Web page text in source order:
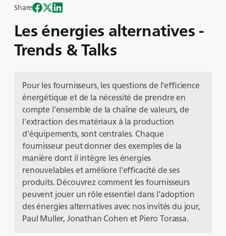
Les énergies alternatives -
Trends & Talks
Share
Pour les fournisseurs, les questions de l'efﬁcience
énergétique et de la nécessité de prendre en
compte l'ensemble de la chaîne de valeurs, de
l'extraction des matériaux à la production
d'équipements, sont centrales. Chaque
fournisseur peut donner des exemples de la
manière dont il intègre les énergies
renouvelables et améliore l'efficacité de ses
produits. Découvrez comment les fournisseurs
peuvent jouer un rôle essentiel dans l'adoption
des énergies alternatives avec nos invités du jour,
Paul Muller, Jonathan Cohen et Piero Torassa.